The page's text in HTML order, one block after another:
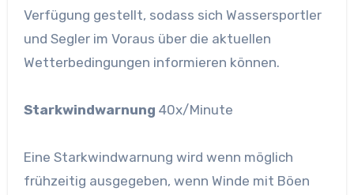
Verfügung gestellt, sodass sich Wassersportler
und Segler im Voraus über die aktuellen
Wetterbedingungen informieren können.
Starkwindwarnung 40x/Minute
Eine Starkwindwarnung wird wenn möglich
frühzeitig ausgegeben, wenn Winde mit Böen